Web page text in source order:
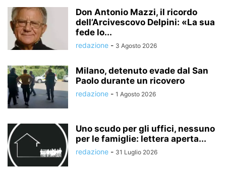
Don Antonio Mazzi, il ricordo
dell’Arcivescovo Delpini: «La sua
fede lo...
redazione - 3 Agosto 2026
Milano, detenuto evade dal San
Paolo durante un ricovero
redazione - 1 Agosto 2026
Uno scudo per gli uffici, nessuno
per le famiglie: lettera aperta...
redazione - 31 Luglio 2026